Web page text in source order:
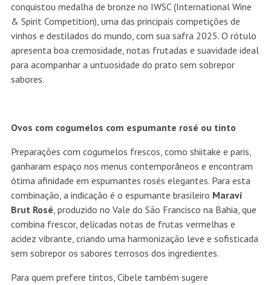
conquistou medalha de bronze no IWSC (International Wine
& Spirit Competition), uma das principais competições de
vinhos e destilados do mundo, com sua safra 2025. O rótulo
apresenta boa cremosidade, notas frutadas e suavidade ideal
para acompanhar a untuosidade do prato sem sobrepor
sabores.
Ovos com cogumelos com espumante rosé ou tinto
Preparações com cogumelos frescos, como shiitake e paris,
ganharam espaço nos menus contemporâneos e encontram
ótima afinidade em espumantes rosés elegantes. Para esta
combinação, a indicação é o espumante brasileiro Maraví
Brut Rosé, produzido no Vale do São Francisco na Bahia, que
combina frescor, delicadas notas de frutas vermelhas e
acidez vibrante, criando uma harmonização leve e sofisticada
sem sobrepor os sabores terrosos dos ingredientes.
Para quem prefere tintos, Cibele também sugere